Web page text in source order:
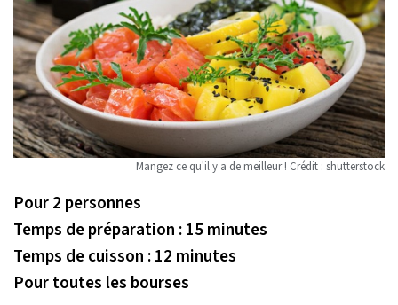
Mangez ce qu'il y a de meilleur ! Crédit : shutterstock
Pour 2 personnes
Temps de préparation : 15 minutes
Temps de cuisson : 12 minutes
Pour toutes les bourses